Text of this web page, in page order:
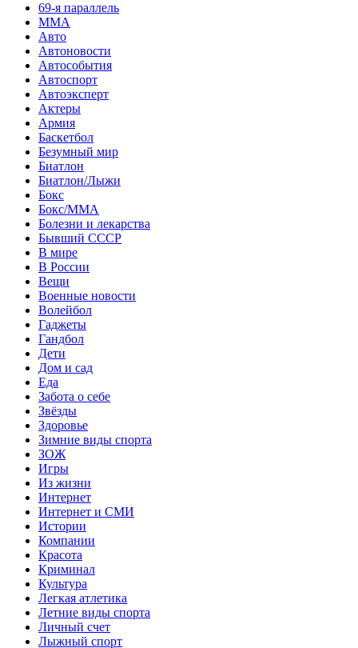
69-я параллель
MMA
Авто
Автоновости
Автособытия
Автоспорт
Автоэксперт
Актеры
Армия
Баскетбол
Безумный мир
Биатлон
Биатлон/Лыжи
Бокс
Бокс/MMA
Болезни и лекарства
Бывший СССР
В мире
В России
Вещи
Военные новости
Волейбол
Гаджеты
Гандбол
Дети
Дом и сад
Еда
Забота о себе
Звёзды
Здоровье
Зимние виды спорта
ЗОЖ
Игры
Из жизни
Интернет
Интернет и СМИ
Истории
Компании
Красота
Криминал
Культура
Легкая атлетика
Летние виды спорта
Личный счет
Лыжный спорт